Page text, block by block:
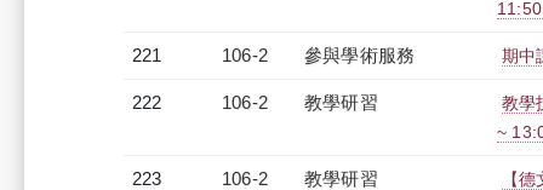
221 106-2 參與學術服務 期中
222 106-2 教學研習
教學
~
223 106-2 教學研習
【